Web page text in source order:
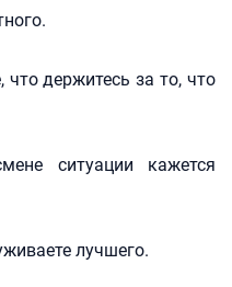
держитесь за то, что
ситуации кажется
лучшего.